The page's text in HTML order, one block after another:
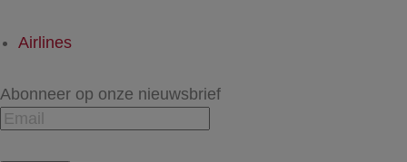
Airlines
Abonneer op onze nieuwsbrief